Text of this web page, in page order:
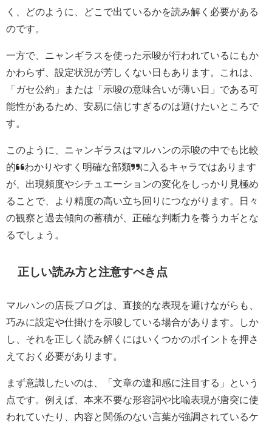
く、どのように、どこで出ているかを読み解く必要がある
のです。
一方で、ニャンギラスを使った示唆が行われているにもか
かわらず、設定状況が芳しくない日もあります。これは、
「ガセ公約」または「示唆の意味合いが薄い日」である可
能性があるため、安易に信じすぎるのは避けたいところで
す。
このように、ニャンギラスはマルハンの示唆の中でも比較
的“わかりやすく明確な部類”に入るキャラではあります
が、出現頻度やシチュエーションの変化をしっかり見極め
ることで、より精度の高い立ち回りにつながります。日々
の観察と過去傾向の蓄積が、正確な判断力を養うカギとな
るでしょう。
正しい読み方と注意すべき点
マルハンの店長ブログは、直接的な表現を避けながらも、
巧みに設定や仕掛けを示唆している場合があります。しか
し、それを正しく読み解くにはいくつかのポイントを押さ
えておく必要があります。
まず意識したいのは、「文章の違和感に注目する」という
点です。例えば、本来不要な形容詞や比喩表現が唐突に使
われていたり、内容と関係のない言葉が強調されているケ